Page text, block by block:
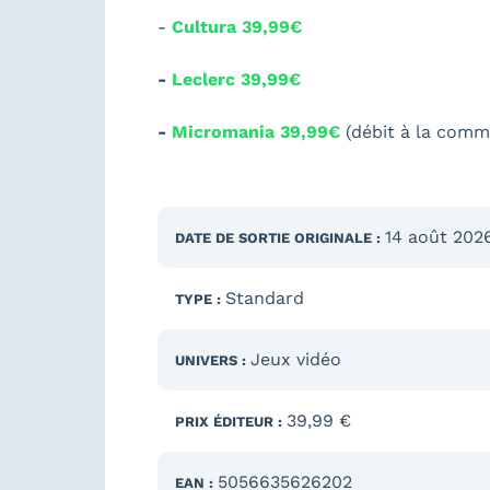
- Cultura 39,99€
- Leclerc 39,99€
- Micromania 39,99€ (débit à la
DATE DE SORTIE ORIGINALE : 14 août
TYPE : Standard
UNIVERS : Jeux vidéo
PRIX ÉDITEUR : 39,99 €
EAN : 5056635626202